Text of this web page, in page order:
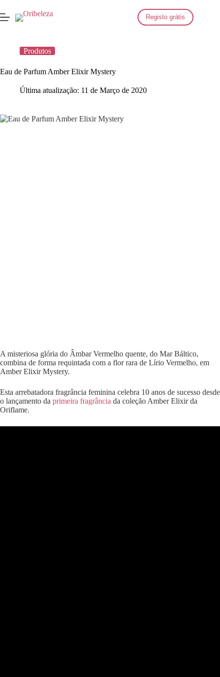
para
o
Registo grátis
Produtos
Eau de Parfum Amber Elixir Mystery
Última atualização: 11 de Março de 2020
A misteriosa glória do Âmbar Vermelho quente, do Mar Báltico,
combina de forma requintada com a flor rara de Lírio Vermelho, em
Amber Elixir Mystery.
Esta arrebatadora fragrância feminina celebra 10 anos de sucesso desde
o lançamento da primeira fragrância da coleção Amber Elixir da
Oriflame.